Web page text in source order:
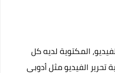
المكتوية لديه كل
تحرير الفيديو مثل أدوبي